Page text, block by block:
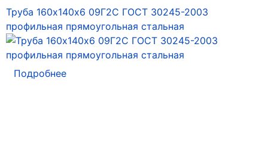
Труба 160х140х6 09Г2С ГОСТ 30245-2003
профильная прямоугольная стальная
Подробнее